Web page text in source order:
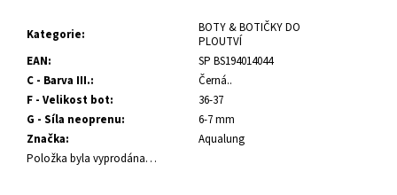
Kategorie:
BOTY & BOTIČKY DO
PLOUTVÍ
EAN:
SP BS194014044
C - Barva III.:
Černá..
F - Velikost bot:
36-37
G - Síla neoprenu:
6-7 mm
Značka:
Aqualung
Položka byla vyprodána…
m
1.STUPEŇ
DS4,
DIN